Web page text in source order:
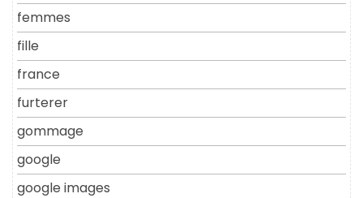
femmes
fille
france
furterer
gommage
google
google images